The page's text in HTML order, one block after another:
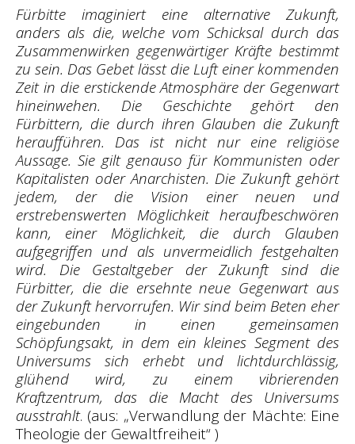
Fürbitte imaginiert eine alternative Zukunft,
anders als die, welche vom Schicksal durch das
Zusammenwirken gegenwärtiger Kräfte bestimmt
zu sein. Das Gebet lässt die Luft einer kommenden
Zeit in die erstickende Atmosphäre der Gegenwart
hineinwehen. Die Geschichte gehört den
Fürbittern, die durch ihren Glauben die Zukunft
heraufführen. Das ist nicht nur eine religiöse
Aussage. Sie gilt genauso für Kommunisten oder
Kapitalisten oder Anarchisten. Die Zukunft gehört
jedem, der die Vision einer neuen und
erstrebenswerten Möglichkeit heraufbeschwören
kann, einer Möglichkeit, die durch Glauben
aufgegriffen und als unvermeidlich festgehalten
wird. Die Gestaltgeber der Zukunft sind die
Fürbitter, die die ersehnte neue Gegenwart aus
der Zukunft hervorrufen. Wir sind beim Beten eher
eingebunden in einen gemeinsamen
Schöpfungsakt, in dem ein kleines Segment des
Universums sich erhebt und lichtdurchlässig,
glühend wird, zu einem vibrierenden
Kraftzentrum, das die Macht des Universums
ausstrahlt. (aus: „Verwandlung der Mächte: Eine
Theologie der Gewaltfreiheit“ )